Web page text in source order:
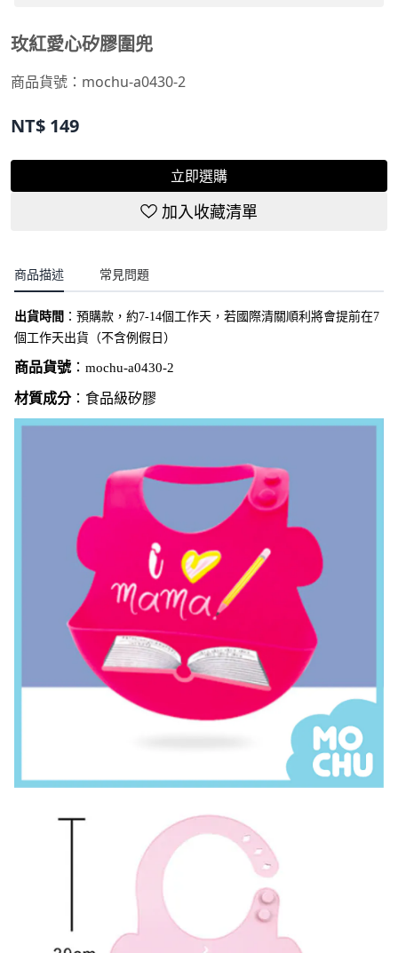
玫紅愛心矽膠圍兜
商品貨號：mochu-a0430-2
NT$ 149
立即選購
加入收藏清單
商品描述 常見問題
出貨時間 ： 預購款，約7-14個工作天，若國際清關順利將會提前在7
個工作天出貨（不含例假日）
商品貨號： mochu-a0430-2
材質成分：食品級矽膠